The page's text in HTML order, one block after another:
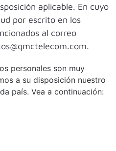
aplicable. En cuyo
por escrito en los
al correo
personales son muy
a su disposición nuestro
país. Vea a continuación: